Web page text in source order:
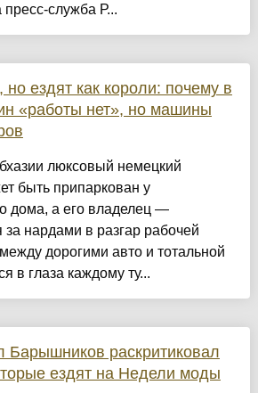
служба Р...
ездят как короли: почему в
«работы нет», но машины
люксовый немецкий
быть припаркован у
дома, а его владелец —
за нардами в разгар рабочей
дорогими авто и тотальной
в глаза каждому ту...
Барышников раскритиковал
ездят на Недели моды